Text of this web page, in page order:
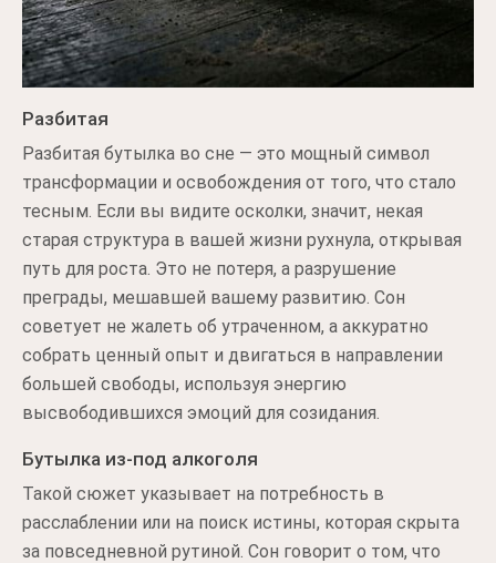
Разбитая
Разбитая бутылка во сне — это мощный символ
трансформации и освобождения от того, что стало
тесным. Если вы видите осколки, значит, некая
старая структура в вашей жизни рухнула, открывая
путь для роста. Это не потеря, а разрушение
преграды, мешавшей вашему развитию. Сон
советует не жалеть об утраченном, а аккуратно
собрать ценный опыт и двигаться в направлении
большей свободы, используя энергию
высвободившихся эмоций для созидания.
Бутылка из-под алкоголя
Такой сюжет указывает на потребность в
расслаблении или на поиск истины, которая скрыта
за повседневной рутиной. Сон говорит о том, что